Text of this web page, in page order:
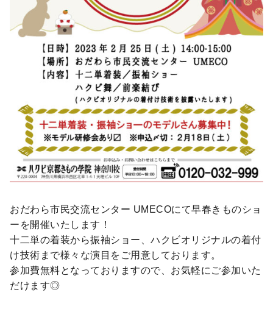
おだわら市民交流センター UMECOにて早春きものショ
ーを開催いたします！
十二単の着装から振袖ショー、ハクビオリジナルの着付
け技術まで様々な演目をご用意しております。
参加費無料となっておりますので、お気軽にご参加いた
だけます◎